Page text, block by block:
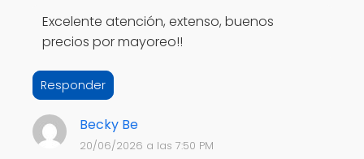
Excelente atención, extenso, buenos
precios por mayoreo!!
Responder
Becky Be
20/06/2026 a las 7:50 PM